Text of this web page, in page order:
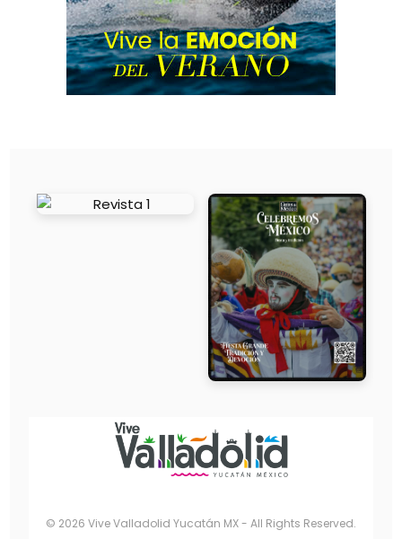
© 2026 Vive Valladolid Yucatán MX - All Rights Reserved.